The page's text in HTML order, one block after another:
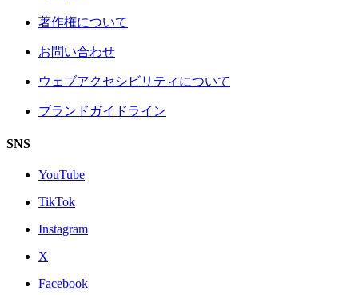
著作権について
お問い合わせ
ウェブアクセシビリティについて
ブランドガイドライン
SNS
YouTube
TikTok
Instagram
X
Facebook